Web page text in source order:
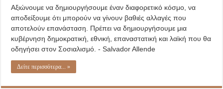
Αξιώνουμε να δημιουργήσουμε έναν διαφορετικό κόσμο, να
αποδείξουμε ότι μπορούν να γίνουν βαθιές αλλαγές που
αποτελούν επανάσταση. Πρέπει να δημιουργήσουμε μια
κυβέρνηση δημοκρατική, εθνική, επαναστατική και λαϊκή που θα
οδηγήσει στον Σοσιαλισμό. - Salvador Allende
Δείτε περισσότερα... »